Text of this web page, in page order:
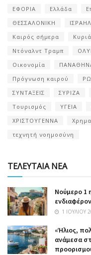
ΕΦΟΡΙΑ
Ελλάδα
ΘΕΣΣΑΛΟΝΙΚΗ
ΙΣΡΑΗΛ
Καιρός σήμερα
Ντόναλντ Τραμπ
Οικονομία
Πρόγνωση καιρού
ΣΥΝΤΑΞΕΙΣ
ΣΥΡΙΖΑ
Τουρισμός
ΥΓΕΙΑ
ΧΡΙΣΤΟΥΓΕΝΝΑ
τεχνητή νοημοσύνη
ΤΕΛΕΥΤΑΙΑ ΝΕΑ
Nούμερο 1
1 ΙΟΥΛΊΟΥ
«Ήλιος,
ανάμεσα